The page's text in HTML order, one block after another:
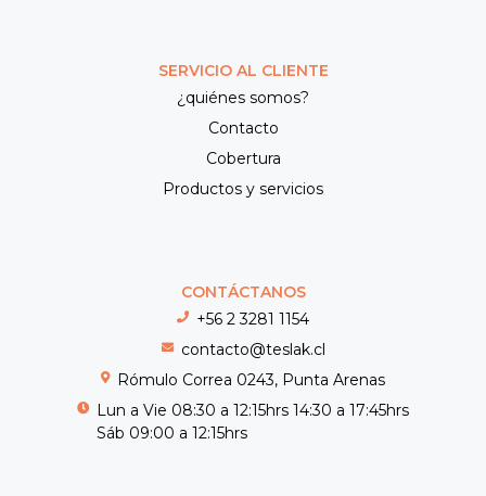
SERVICIO AL CLIENTE
¿quiénes somos?
Contacto
Cobertura
Productos y servicios
CONTÁCTANOS
+56 2 3281 1154
contacto@teslak.cl
Rómulo Correa 0243, Punta Arenas
Lun a Vie 08:30 a 12:15hrs 14:30 a 17:45hrs
Sáb 09:00 a 12:15hrs